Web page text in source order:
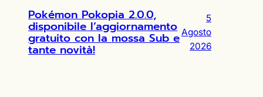
Pokémon Pokopia 2.0.0,
disponibile l’aggiornamento
gratuito con la mossa Sub e
tante novità!
5
Agosto
2026